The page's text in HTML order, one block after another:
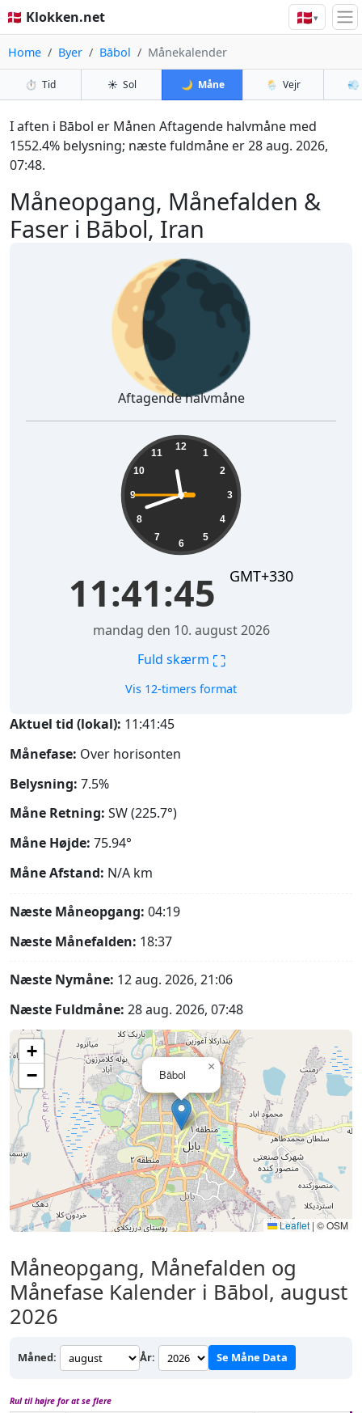
🇩🇰 Klokken.net 🇩🇰▾
Home Byer Bābol Månekalender
⏱️ Tid ☀️ Sol 🌙 Måne 🌦️ Vejr 💨
Måneopgang, Månefalden &
Faser i Bābol, Iran
I aften i Bābol er Månen Aftagende halvmåne med
1552.4% belysning; næste fuldmåne er 28 aug. 2026,
07:48.
🌘
Aftagende halvmåne
12
1
2
3
4
5
6
7
8
9
10
11
11:41:46 GMT+330
mandag den 10. august 2026
Fuld skærm ⛶
Vis 12-timers format
Aktuel tid (lokal): 11:41:46
Månefase: Over horisonten
Belysning: 7.5%
Måne Retning: SW (225.7°)
Måne Højde: 75.94°
Måne Afstand: N/A km
Næste Måneopgang: 04:19
Næste Månefalden: 18:37
Næste Nymåne: 12 aug. 2026, 21:06
Næste Fuldmåne: 28 aug. 2026, 07:48
Bābol
×
+
−
Leaflet | © OSM
Måneopgang, Månefalden og
Månefase Kalender i Bābol, august
2026
Måned: År: Se Måne Data
Rul til højre for at se flere